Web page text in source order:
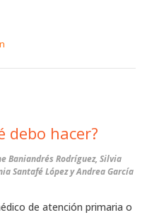
debo hacer?
Baniandrés Rodríguez, Silvia
Santafé López y Andrea García
de atención primaria o